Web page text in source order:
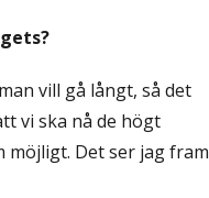
vill gå långt, så det
vi ska nå de högt
möjligt. Det ser jag fram